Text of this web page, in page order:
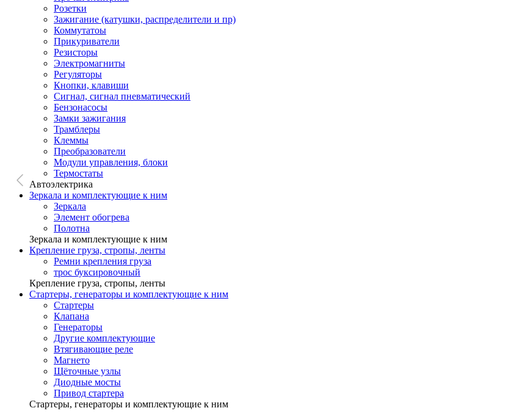
Розетки
Зажигание (катушки, распределители и пр)
Коммутатоы
Прикуриватели
Резисторы
Электромагниты
Регуляторы
Кнопки, клавиши
Сигнал, сигнал пневматический
Бензонасосы
Замки зажигания
Трамблеры
Клеммы
Преобразователи
Модули управления, блоки
Термостаты
Автоэлектрика
Зеркала и комплектующие к ним
Зеркала
Элемент обогрева
Полотна
Зеркала и комплектующие к ним
Крепление груза, стропы, ленты
Ремни крепления груза
трос буксировочный
Крепление груза, стропы, ленты
Стартеры, генераторы и комплектующие к ним
Стартеры
Клапана
Генераторы
Другие комплектующие
Втягивающие реле
Магнето
Щёточные узлы
Диодные мосты
Привод стартера
Стартеры, генераторы и комплектующие к ним